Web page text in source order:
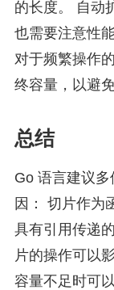
的长度。 自动
也需要注意性
对于频繁操作
终容量，以避
总结
Go 语言建议
因： 切片作为
具有引用传递
片的操作可以
容量不足时可